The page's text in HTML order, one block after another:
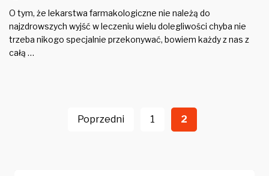
O tym, że lekarstwa farmakologiczne nie należą do
najzdrowszych wyjść w leczeniu wielu dolegliwości chyba nie
trzeba nikogo specjalnie przekonywać, bowiem każdy z nas z
całą …
Poprzedni 1 2